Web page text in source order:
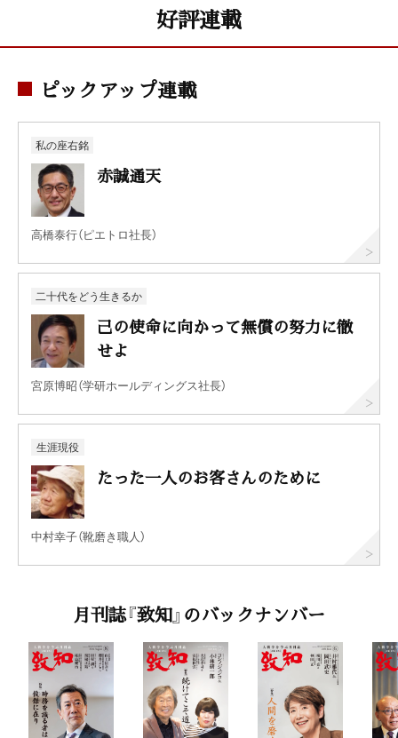
好評連載
ピックアップ連載
私の座右銘
赤誠通天
高橋泰行（ピエトロ社長）
二十代をどう生きるか
己の使命に向かって無償の努力に徹
せよ
宮原博昭（学研ホールディングス社長）
生涯現役
たった一人のお客さんのために
中村幸子（靴磨き職人）
月刊誌『致知』のバックナンバー